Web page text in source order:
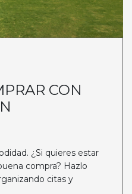
CON
¿Si quieres estar
compra? Hazlo
citas y